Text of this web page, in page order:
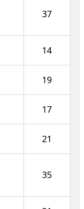
37
14
19
17
21
35